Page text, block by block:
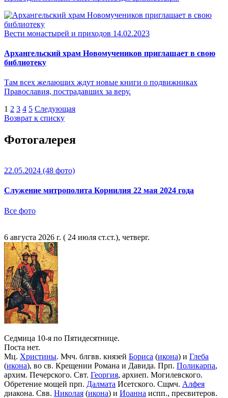
Вести монастырей и приходов 14.02.2023
Архангельский храм Новомучеников приглашает в свою
библиотеку
Там всех желающих ждут новые книги о подвижниках
Православия, пострадавших за веру.
1 2 3 4 5 Следующая
Возврат к списку
Фотогалерея
22.05.2024 (48 фото)
Служение митрополита Корнилия 22 мая 2024 года
Все фото
6 августа 2026 г. ( 24 июля ст.ст.), четверг.
Седмица 10-я по Пятидесятнице.
Поста нет.
Мц. Христины. Мчч. блгвв. князей Бориса (икона) и Глеба
(икона), во св. Крещении Романа и Давида. Прп. Поликарпа,
архим. Печерского. Свт. Георгия, архиеп. Могилевского.
Обретение мощей прп. Далмата Исетского. Сщмч. Алфея
диакона. Свв. Николая (икона) и Иоанна испп., пресвитеров.